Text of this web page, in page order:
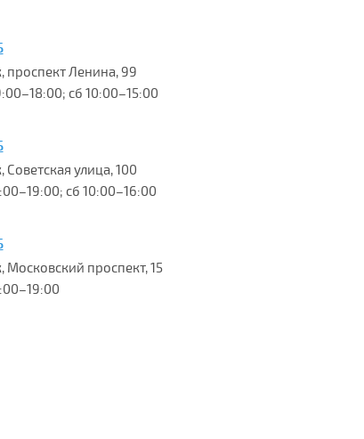
проспект Ленина, 99
сб 10:00–15:00
Советская улица, 100
сб 10:00–16:00
Московский проспект, 15